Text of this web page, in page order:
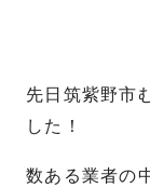
先日筑紫野市
した！
数ある業者の